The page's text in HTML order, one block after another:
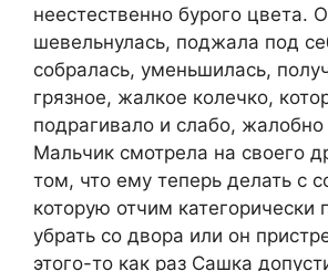
неестественно бурого цвета.
шевельнулась, поджала под
собралась, уменьшилась,
грязное, жалкое колечко,
подрагивало и слабо,
Мальчик смотрела на своего
том, что ему теперь делать с
которую отчим категорически
убрать со двора или он
этого-то как раз Сашка